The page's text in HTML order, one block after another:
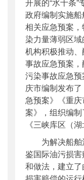
开展的“水十条
政府编制实施
相关应急预案
染力量薄弱区
机构积极推动
事故应急预案
污染事故应急
庆市编制发布
急预案》《重
案》，组织编制
《三峡库区（
为解决船
鉴国际油污损
和做法，建立